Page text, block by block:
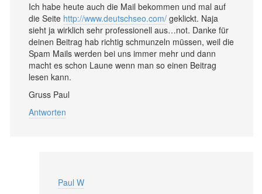
Ich habe heute auch die Mail bekommen und mal auf
die Seite http://www.deutschseo.com/ geklickt. Naja
sieht ja wirklich sehr professionell aus…not. Danke für
deinen Beitrag hab richtig schmunzeln müssen, weil die
Spam Mails werden bei uns immer mehr und dann
macht es schon Laune wenn man so einen Beitrag
lesen kann.
Gruss Paul
Antworten
Paul W